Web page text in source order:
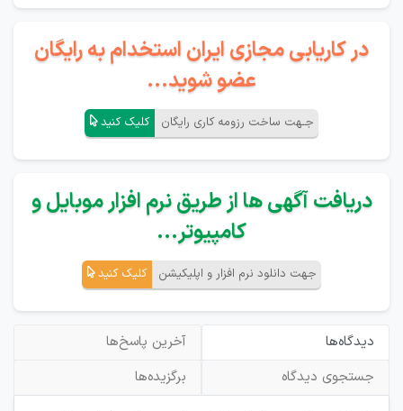
در کاریابی مجازی ایران استخدام به رایگان
عضو شوید...
جـهت ساخت رزومه کاری رایگان کلیک کنید
دریافت آگهی ها از طریق نرم افزار موبایل و
کامپیوتر...
جهت دانلود نرم افزار و اپلیکیشن کلیک کنید
دیدگاه‌ها
آخرین پاسخ‌ها
جستجوی دیدگاه
برگزیده‌ها